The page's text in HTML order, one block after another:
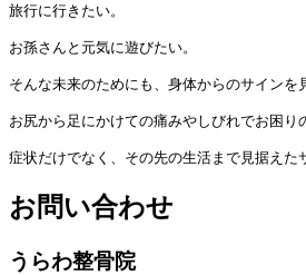
旅行に行きたい。
お孫さんと元気に遊びたい。
そんな未来のためにも、身体からのサインを
お尻から足にかけての痛みやしびれでお困
症状だけでなく、その先の生活まで見据えた
お問い合わせ
うらわ整骨院